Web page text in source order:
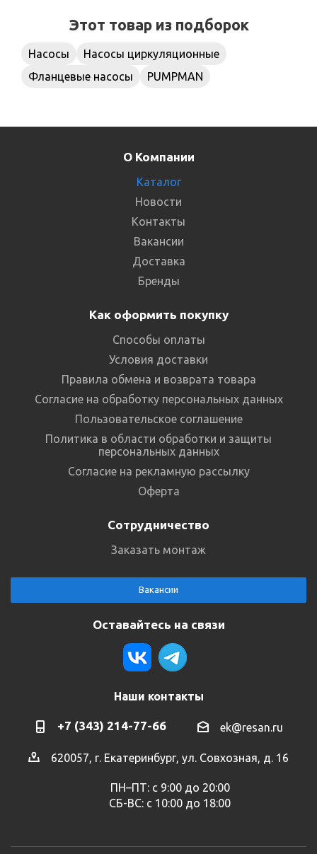
Этот товар из подборок
Насосы
Насосы циркуляционные
Фланцевые насосы
PUMPMAN
О Компании
Каталог
Новости
Контакты
Вакансии
Доставка
Бренды
Как оформить покупку
Способы оплаты
Условия доставки
Правила обмена и возврата товара
Согласие на обработку персональных данных
Пользовательское соглашение
Политика в области обработки и защиты
персональных данных
Согласие на рекламную рассылку
Оферта
Сотрудничество
Заказать монтаж
Вакансии
Оставайтесь на связи
Наши контакты
+7 (343) 214-77-66 ek@resan.ru
620057, г. Екатеринбург, ул. Совхозная, д. 16
ПН–ПТ: с 9:00 до 20:00
СБ-ВС: с 10:00 до 18:00